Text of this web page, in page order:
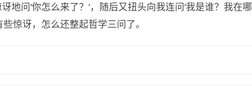
地问‘你怎么来了？’，随后又扭头向我连问‘我是谁？我在哪
惊讶，怎么还整起哲学三问了。